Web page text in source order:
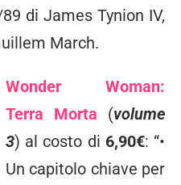
di James Tynion IV,
March.
Wonder Woman:
Terra Morta (volume
3) al costo di 6,90€: “•
Un capitolo chiave per